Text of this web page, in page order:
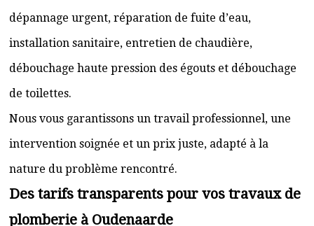
dépannage urgent, réparation de fuite d’eau,
installation sanitaire, entretien de chaudière,
débouchage haute pression des égouts et débouchage
de toilettes.
Nous vous garantissons un travail professionnel, une
intervention soignée et un prix juste, adapté à la
nature du problème rencontré.
Des tarifs transparents pour vos travaux de
plomberie à Oudenaarde